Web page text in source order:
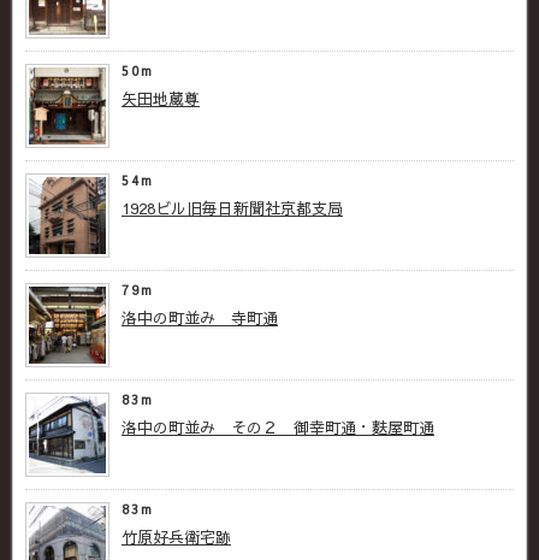
50m
矢田地蔵尊
54m
1928ビル旧毎日新聞社京都支局
79m
洛中の町並み 寺町通
83m
洛中の町並み その２ 御幸町通・麩屋町通
83m
竹原好兵衛宅跡